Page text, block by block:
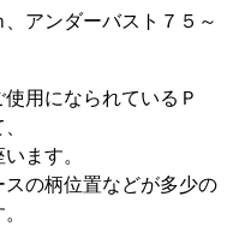
アンダーバスト７５～
用になられているＰ
ます。
の柄位置などが多少の